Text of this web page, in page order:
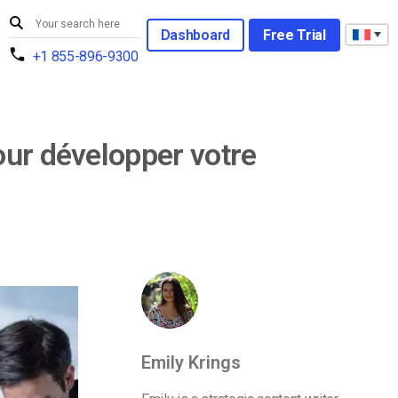
+1 855-896-9300
Dashboard Free Trial
développer votre
Emily Krings